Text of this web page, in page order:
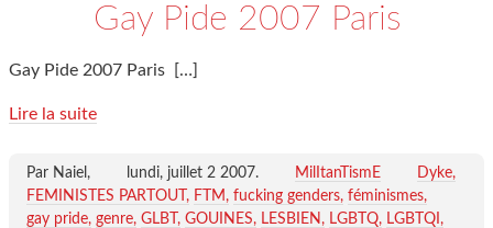
Gay Pide 2007 Paris
Gay Pide 2007 Paris […]
Lire la suite
Par Naiel, lundi, juillet 2 2007. MilItanTismE
Dyke
FEMINISTES PARTOUT
FTM fucking genders féminismes
gay pride genre GLBT GOUINES LESBIEN LGBTQ
LGBTQI